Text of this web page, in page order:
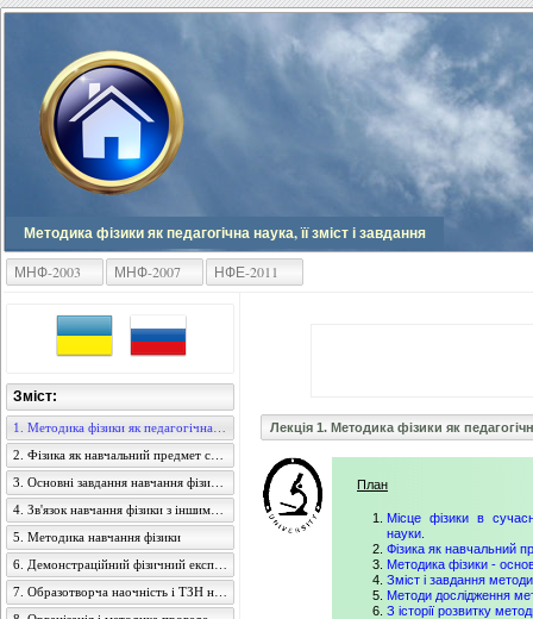
Методика фізики як педагогічна наука, її зміст і завдання
МНФ-2003 МНФ-2007 НФЕ-2011
Лекція 1. Методика фізики як
План
Місце фізики в
науки.
Фізика як навчальний
Методика фізики -
Зміст і завдання
Методи дослідження
З історії розвитку
Зміст:
5. Методика навчання фізики